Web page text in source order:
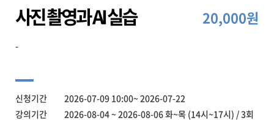
사진 촬영과 AI 실습 20,000원
-
신청기간 2026-07-09 10:00~ 2026-07-22
강의기간 2026-08-04 ~ 2026-08-06 화~목 (14시~17시) / 3회